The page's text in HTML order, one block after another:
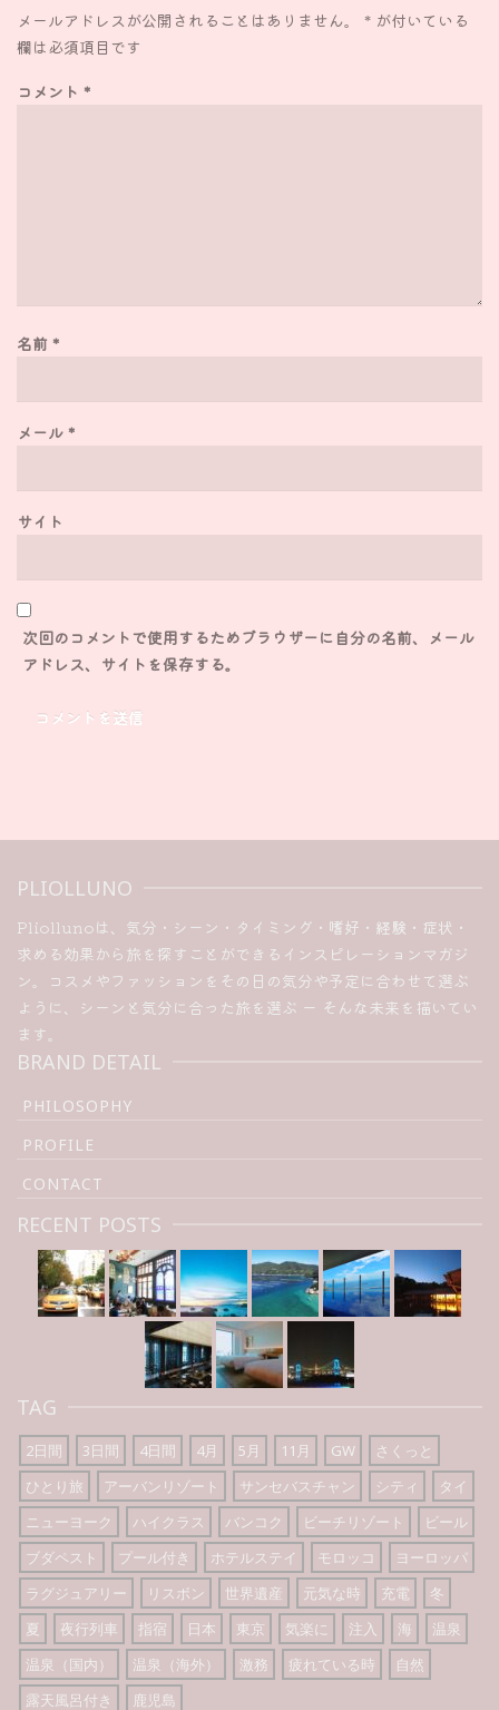
メールアドレスが公開されることはありません。 * が付いている
欄は必須項目です
コメント *
名前 *
メール *
サイト
次回のコメントで使用するためブラウザーに自分の名前、メール
アドレス、サイトを保存する。
PLIOLLUNO
Pliollunoは、気分・シーン・タイミング・嗜好・経験・症状・
求める効果から旅を探すことができるインスピレーションマガジ
ン。コスメやファッションをその日の気分や予定に合わせて選ぶ
ように、シーンと気分に合った旅を選ぶ ー そんな未来を描いてい
ます。
BRAND DETAIL
PHILOSOPHY
PROFILE
CONTACT
RECENT POSTS
TAG
2日間 3日間 4日間 4月 5月 11月 GW
さくっと
ひとり旅
アーバンリゾート サンセバスチャン シティ
タイ
ニューヨーク
ハイクラス バンコク ビーチリゾート
ビール
ブダペスト
プール付き ホテルステイ モロッコ
ヨーロッパ
ラグジュアリー
リスボン 世界遺産 元気な時 充電
冬
夏
夜行列車 指宿 日本 東京 気楽に 注入 海
温泉
温泉（国内）
温泉（海外） 激務 疲れている時
自然
露天風呂付き
鹿児島